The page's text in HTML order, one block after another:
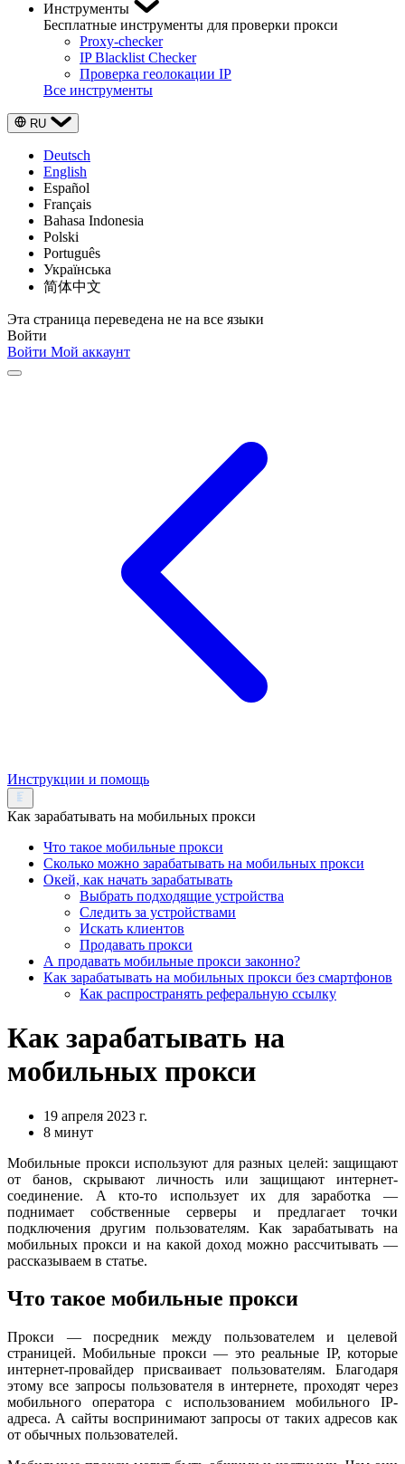
Инструменты
Бесплатные инструменты для проверки прокси
Proxy-checker
IP Blacklist Checker
Проверка геолокации IP
Все инструменты
RU
Deutsch
English
Español
Français
Bahasa Indonesia
Polski
Português
Українська
简体中文
Эта страница переведена не на все языки
Войти
Войти Мой аккаунт
Инструкции и помощь
Как зарабатывать на мобильных прокси
Что такое мобильные прокси
Сколько можно зарабатывать на мобильных прокси
Окей, как начать зарабатывать
Выбрать подходящие устройства
Следить за устройствами
Искать клиентов
Продавать прокси
А продавать мобильные прокси законно?
Как зарабатывать на мобильных прокси без смартфонов
Как распространять реферальную ссылку
Как зарабатывать на
мобильных прокси
19 апреля 2023 г.
8 минут
Мобильные прокси используют для разных целей: защищают
от банов, скрывают личность или защищают интернет-
соединение. А кто-то использует их для заработка —
поднимает собственные серверы и предлагает точки
подключения другим пользователям. Как зарабатывать на
мобильных прокси и на какой доход можно рассчитывать —
рассказываем в статье.
Что такое мобильные прокси
Прокси — посредник между пользователем и целевой
страницей. Мобильные прокси — это реальные IP, которые
интернет-провайдер присваивает пользователям. Благодаря
этому все запросы пользователя в интернете, проходят через
мобильного оператора с использованием мобильного IP-
адреса. А сайты воспринимают запросы от таких адресов как
от обычных пользователей.